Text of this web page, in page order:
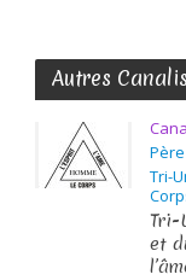
Autres
Tri-
Tri-
et